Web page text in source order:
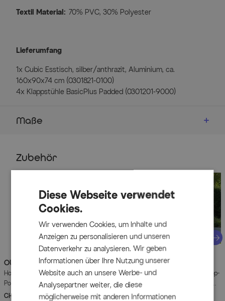
Textil Material: 70% PVC, 30% Polyester
Lieferumfang
1x Cubic Esstisch, silber/anthrazit, Aluminium, ca.
160x90x74 cm (0301821-0100)
4x Klappstühle BasicPlus Padded (0301201-9000)
Maße
Tisch
Ausziehtisch von Kettler
Material Gestell: pulverbeschichtetes Aluminium
Farbe Gestell: silber
rechteckige Tischform
modernes Design
Material Tischplatte: Kettalit
witterungsfest
hitzebeständig
Zubehör
OUTFLEXXGreen Sitzkissen für
Hochlehner, nature, recyceltes
Polyester, 119 x 48 x 6 cm,
strapazierfähig, witterungsbeständig,
CHF 109.90 UVPCHF 149.90 - 27%
OUTFLEXXAbdeckhaube für
Garten-Essgruppen, schwarz, Ripstop-
Gewebe/Polyester, 202 x 162 x 72
cm, wasserabweisend, UV-Schutz
CHF 159.90UVPCHF 219.90
Diese Webseite verwendet
Cookies.
Wir verwenden Cookies, um Inhalte und
Anzeigen zu personalisieren und unseren
Datenverkehr zu analysieren. Wir geben
Informationen über Ihre Nutzung unserer
Website auch an unsere Werbe- und
Analysepartner weiter, die diese
möglicherweise mit anderen Informationen